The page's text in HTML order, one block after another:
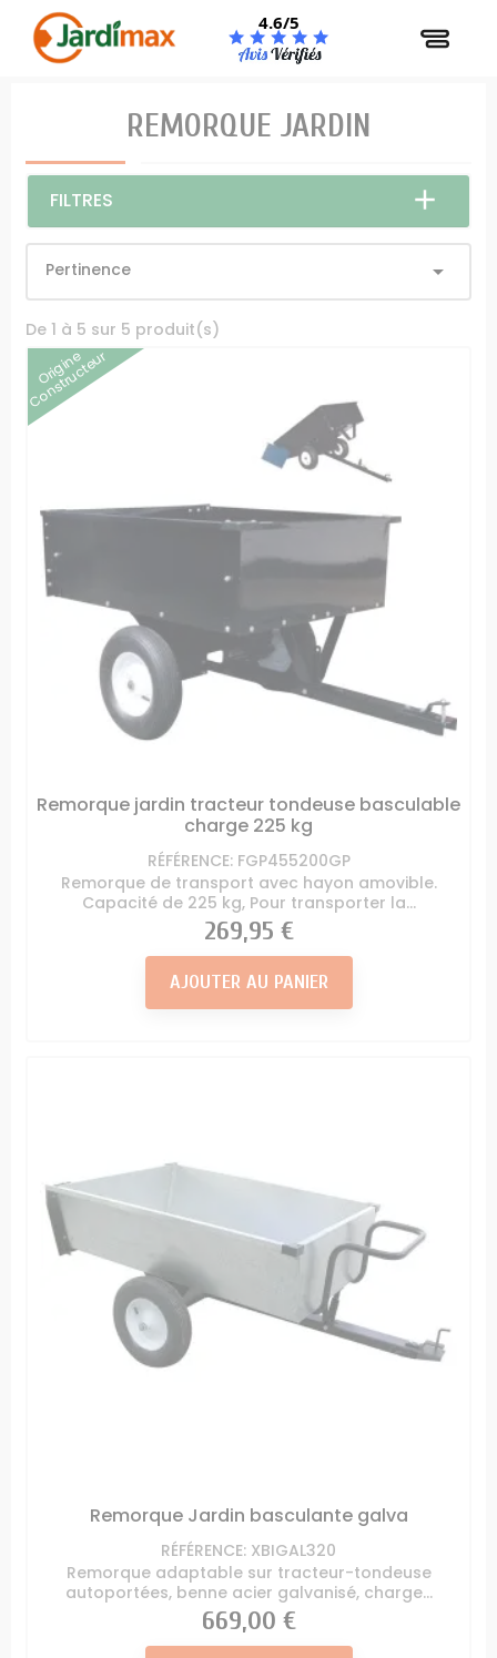
4.6/5
REMORQUE JARDIN
FILTRES
Pertinence 
De 1 à 5 sur 5 produit(s)
Origine
Constructeur
Remorque jardin tracteur tondeuse basculable
charge 225 kg
RÉFÉRENCE: FGP455200GP
Remorque de transport avec hayon amovible.
Capacité de 225 kg, Pour transporter la...
Prix
269,95 €
AJOUTER AU PANIER
Remorque Jardin basculante galva
RÉFÉRENCE: XBIGAL320
Remorque adaptable sur tracteur-tondeuse
autoportées, benne acier galvanisé, charge...
Prix
669,00 €
Panneau de gestion des cookies